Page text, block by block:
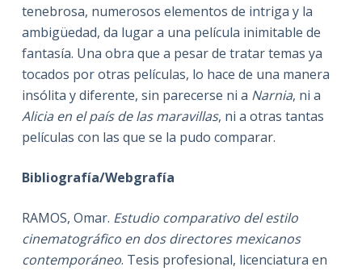
tenebrosa, numerosos elementos de intriga y la
ambigüedad, da lugar a una película inimitable de
fantasía. Una obra que a pesar de tratar temas ya
tocados por otras películas, lo hace de una manera
insólita y diferente, sin parecerse ni a Narnia, ni a
Alicia en el país de las maravillas, ni a otras tantas
películas con las que se la pudo comparar.
Bibliografía/Webgrafía
RAMOS, Omar. Estudio comparativo del estilo
cinematográfico en dos directores mexicanos
contemporáneo. Tesis profesional, licenciatura en